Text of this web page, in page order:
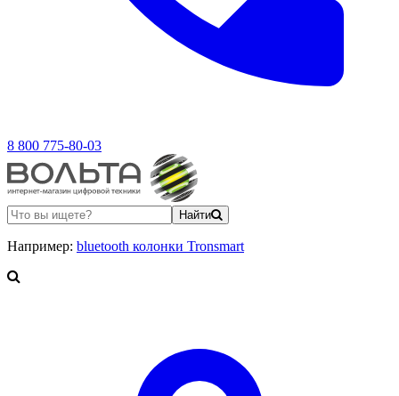
8 800 775-80-03
Найти
Например: bluetooth колонки Tronsmart